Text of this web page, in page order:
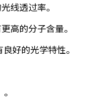
线透过率。
高的分子含量。
好的光学特性。